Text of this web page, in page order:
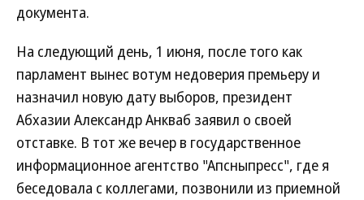
документа.
На следующий день, 1 июня, после того как
парламент вынес вотум недоверия премьеру и
назначил новую дату выборов, президент
Абхазии Александр Анкваб заявил о своей
отставке. В тот же вечер в государственное
информационное агентство "Апсныпресс", где я
беседовала с коллегами, позвонили из приемной